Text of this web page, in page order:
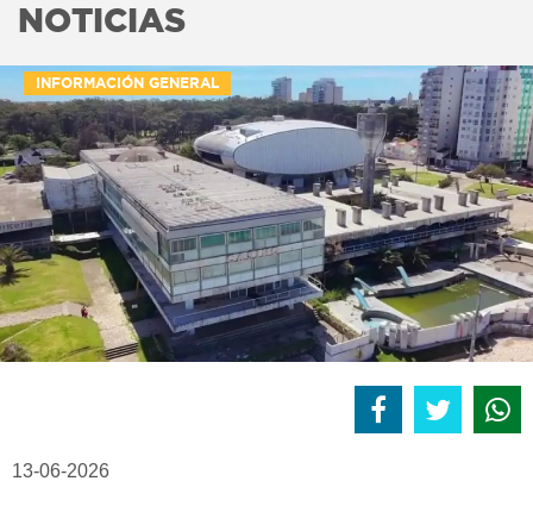
NOTICIAS
INFORMACIÓN GENERAL
13-06-2026